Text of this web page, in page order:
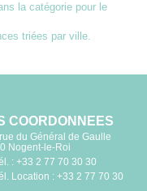
la catégorie pour le
triées par ville.
COORDONNÉES
du Général de Gaulle
Nogent-le-Roi
: +33 2 77 70 30 30
Location : +33 2 77 70 30